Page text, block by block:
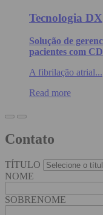
Tecnologia DX
Solução de
pacientes com
A fibrilação atrial...
Read more
Contato
TÍTULO
NOME
SOBRENOME